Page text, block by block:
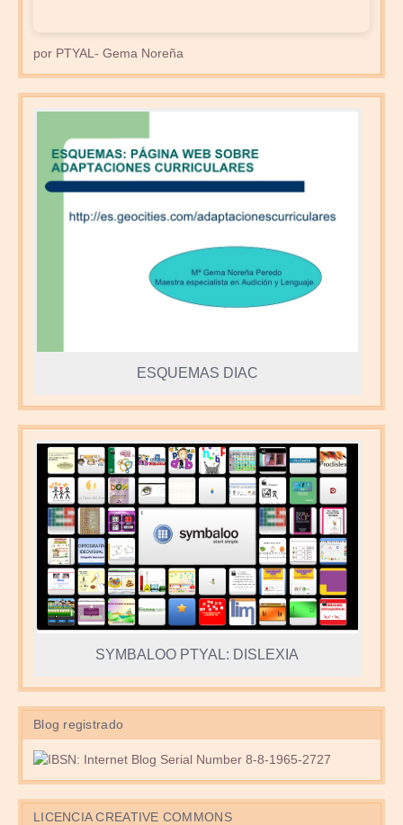
por PTYAL- Gema Noreña
ESQUEMAS DIAC
SYMBALOO PTYAL: DISLEXIA
Blog registrado
LICENCIA CREATIVE COMMONS